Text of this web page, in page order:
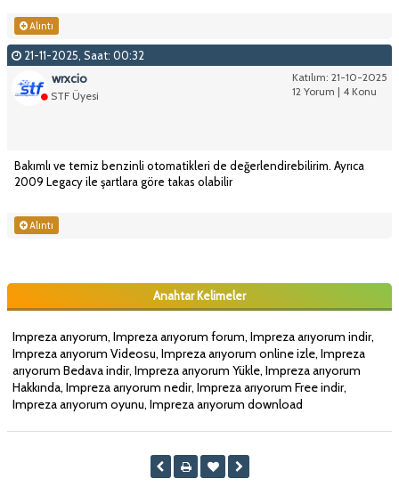
Alıntı
21-11-2025, Saat: 00:32
Katılım: 21-10-2025
12 Yorum | 4 Konu
wrxcio
STF Üyesi
Bakımlı ve temiz benzinli otomatikleri de değerlendirebilirim. Ayrıca
2009 Legacy ile şartlara göre takas olabilir
Alıntı
Anahtar Kelimeler
Impreza arıyorum, Impreza arıyorum forum, Impreza arıyorum indir,
Impreza arıyorum Videosu, Impreza arıyorum online izle, Impreza
arıyorum Bedava indir, Impreza arıyorum Yükle, Impreza arıyorum
Hakkında, Impreza arıyorum nedir, Impreza arıyorum Free indir,
Impreza arıyorum oyunu, Impreza arıyorum download